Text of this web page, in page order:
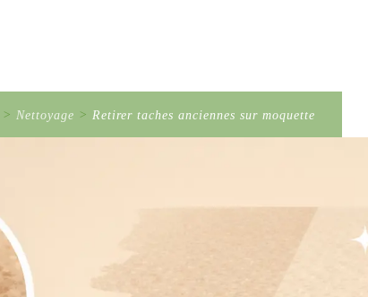
> Nettoyage > Retirer taches anciennes sur moquette